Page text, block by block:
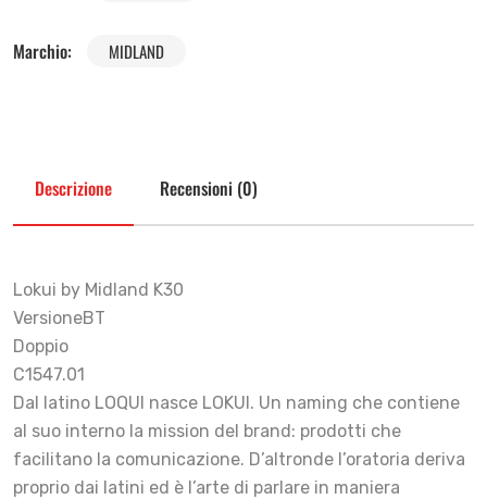
Marchio: MIDLAND
Descrizione Recensioni (0)
Lokui by Midland K30
VersioneBT
Doppio
C1547.01
Dal latino LOQUI nasce LOKUI. Un naming che contiene
al suo interno la mission del brand: prodotti che
facilitano la comunicazione. D’altronde l’oratoria deriva
proprio dai latini ed è l’arte di parlare in maniera